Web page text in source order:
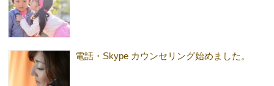
電話・Skype カウンセリング始めました。